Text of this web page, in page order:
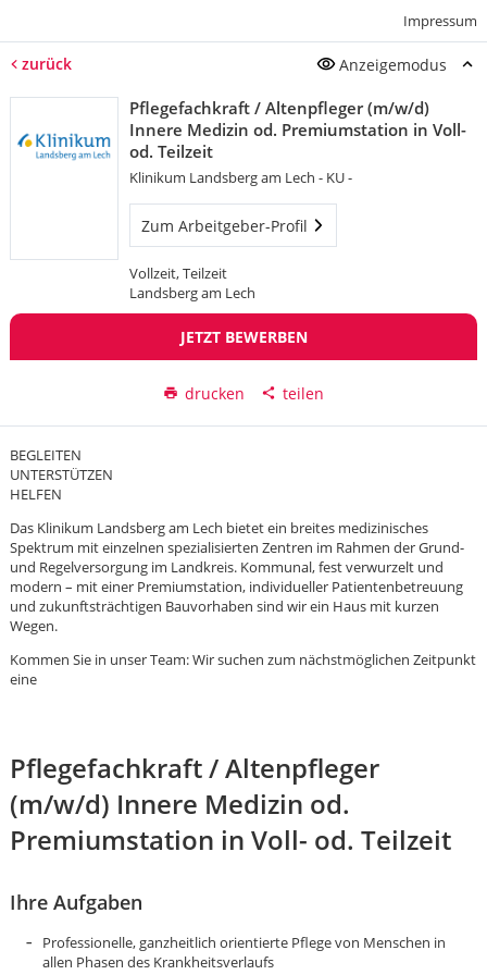
Impressum
zurück Anzeigemodus
Pflegefachkraft / Altenpfleger (m/w/d)
Innere Medizin od. Premiumstation in Voll-
od. Teilzeit
Klinikum Landsberg am Lech - KU -
Zum Arbeitgeber-Profil
Vollzeit, Teilzeit
Landsberg am Lech
JETZT BEWERBEN
drucken teilen
BEGLEITEN
UNTERSTÜTZEN
HELFEN
Das Klinikum Landsberg am Lech bietet ein breites medizinisches
Spektrum mit einzelnen spezialisierten Zentren im Rahmen der Grund-
und Regelversorgung im Landkreis. Kommunal, fest verwurzelt und
modern – mit einer Premiumstation, individueller Patientenbetreuung
und zukunftsträchtigen Bauvorhaben sind wir ein Haus mit kurzen
Wegen.
Kommen Sie in unser Team: Wir suchen zum nächstmöglichen Zeitpunkt
eine
Pflegefachkraft / Altenpfleger
(m/w/d) Innere Medizin od.
Premiumstation in Voll- od. Teilzeit
Ihre Aufgaben
Professionelle, ganzheitlich orientierte Pflege von Menschen in
allen Phasen des Krankheitsverlaufs